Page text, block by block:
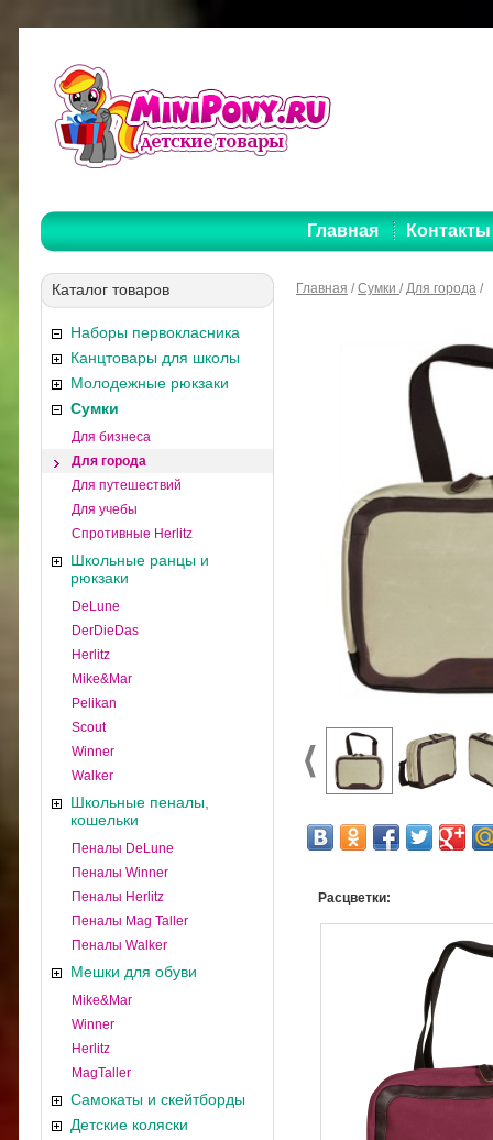
Главная Контакты
Каталог товаров
Наборы первокласника
Канцтовары для школы
Молодежные рюкзаки
Сумки
Для бизнеса
Для города
Для путешествий
Для учебы
Спротивные Herlitz
Школьные ранцы и
рюкзаки
DeLune
DerDieDas
Herlitz
Mike&Mar
Pelikan
Scout
Winner
Walker
Школьные пеналы,
кошельки
Пеналы DeLune
Пеналы Winner
Пеналы Herlitz
Пеналы Mag Taller
Пеналы Walker
Мешки для обуви
Mike&Mar
Winner
Herlitz
MagTaller
Самокаты и скейтборды
Детские коляски
Главная /Сумки /Для города /
Расцветки: